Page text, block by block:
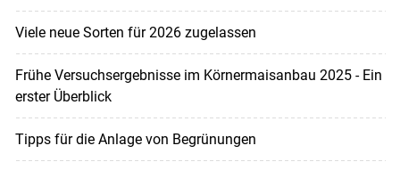
Viele neue Sorten für 2026 zugelassen
Frühe Versuchsergebnisse im Körnermaisanbau 2025 - Ein
erster Überblick
Tipps für die Anlage von Begrünungen